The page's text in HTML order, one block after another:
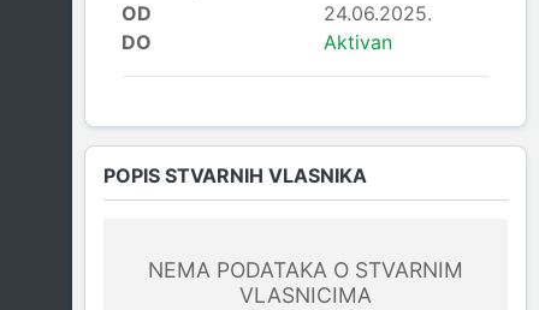
OD
24.06.2025.
DO
Aktivan
POPIS STVARNIH VLASNIKA
NEMA PODATAKA O STVARNIM
VLASNICIMA